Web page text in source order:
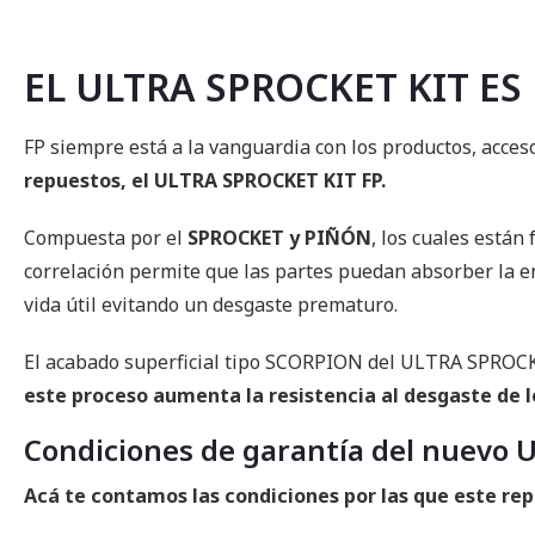
EL ULTRA SPROCKET KIT
FP siempre está a la vanguardia con los productos,
repuestos, el ULTRA SPROCKET KIT FP.
Compuesta por el SPROCKET y PIÑÓN, los cuales están
correlación permite que las partes puedan absorber la
vida útil evitando un desgaste prematuro.
El acabado superficial tipo SCORPION del ULTRA
este proceso aumenta la resistencia al desgaste
Condiciones de garantía del nuevo
Acá te contamos las condiciones por las que este